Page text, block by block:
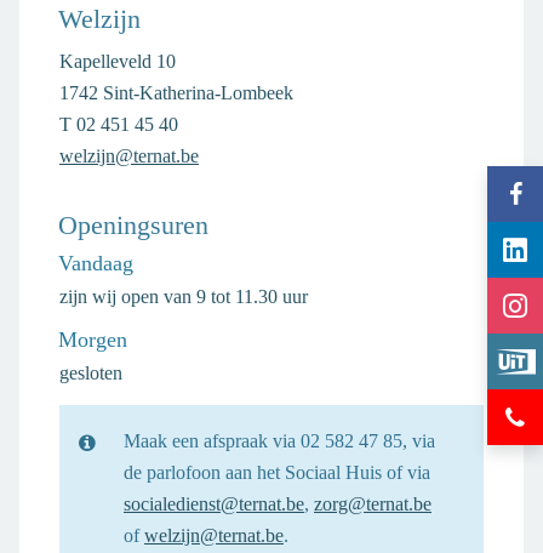
op
op
op
Welzijn
Adres
Kapelleveld 10
,1742 Sint-Katherina-Lombeek
T 02 451 45 40
E-
welzijn@ternat.be
Openingsuren
Vandaag
zijn wij open van 9 tot 11.30 uur
Morgen
gesloten
Maak een afspraak via 02 582 47 85, via
de parlofoon aan het Sociaal Huis of via
socialedienst@ternat.be, zorg@ternat.be
ofwelzijn@ternat.be.